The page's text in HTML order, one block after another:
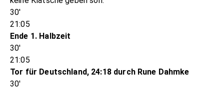
30'
21:05
Ende 1. Halbzeit
30'
21:05
Tor für Deutschland, 24:18 durch Rune Dahmke
30'